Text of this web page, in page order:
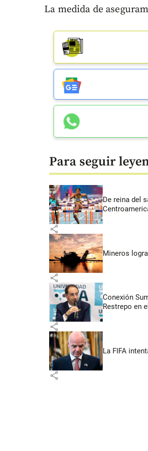
La medida de
Para seguir
De reina del
share
Mineros
share
Conexión
Restrepo en
share
La FIFA
share